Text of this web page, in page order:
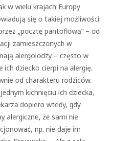
w wielu krajach Europy
się o takiej możliwości
„pocztę pantoflową” – od
zamieszczonych w
alergolodzy – często w
dziecko cierpi na alergię.
od charakteru rodziców.
kichnięciu ich dziecka,
dopiero wtedy, gdy
alergiczne, że sami nie
np. nie daje im